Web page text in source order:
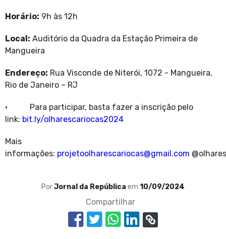
Horário: 9h às 12h
Local: Auditório da Quadra da Estação Primeira de
Mangueira
Endereço: Rua Visconde de Niterói, 1072 - Mangueira,
Rio de Janeiro – RJ
• Para participar, basta fazer a inscrição pelo
link: bit.ly/olharescariocas2024
Mais
informações: projetoolharescariocas@gmail.com
PorJornal da República em 10/09/2024
Compartilhar